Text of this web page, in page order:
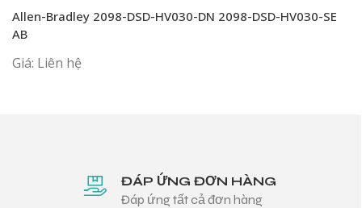
Allen-Bradley 2098-DSD-HV030-DN 2098-DSD-HV030-SE
AB
Giá: Liên hệ
ĐÁP ỨNG ĐƠN HÀNG
Đáp ứng tất cả đơn hàng